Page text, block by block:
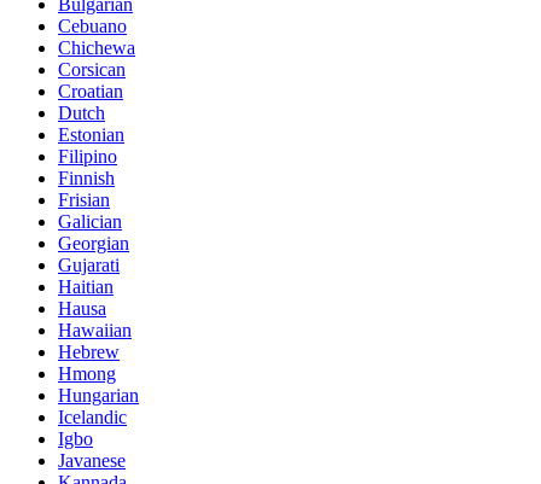
Bulgarian
Cebuano
Chichewa
Corsican
Croatian
Dutch
Estonian
Filipino
Finnish
Frisian
Galician
Georgian
Gujarati
Haitian
Hausa
Hawaiian
Hebrew
Hmong
Hungarian
Icelandic
Igbo
Javanese